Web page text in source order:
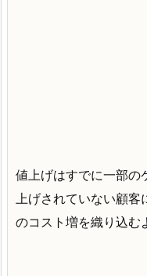
値上げはすでに一部の
上げされていない顧客
のコスト増を織り込む